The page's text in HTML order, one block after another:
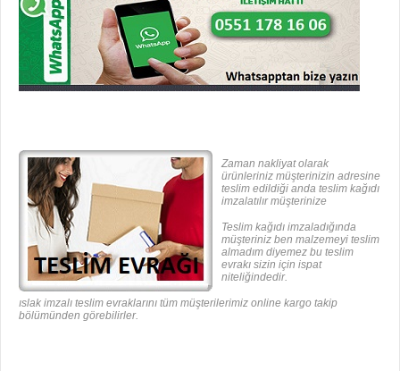
Zaman nakliyat olarak
ürünleriniz müşterinizin adresine
teslim edildiği anda teslim kağıdı
imzalatılır müşterinize
Teslim kağıdı imzaladığında
müşteriniz ben malzemeyi teslim
almadım diyemez bu teslim
evrakı sizin için ispat
niteliğindedir.
ıslak imzalı teslim evraklarını tüm müşterilerimiz online kargo takip
bölümünden görebilirler.